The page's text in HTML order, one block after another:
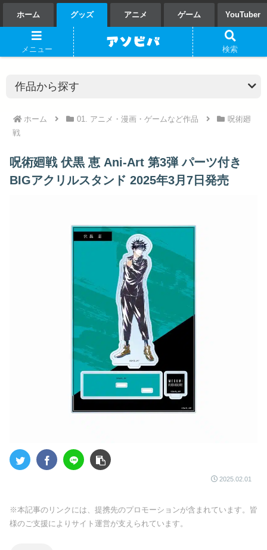
ホーム グッズ アニメ ゲーム YouTuber
ホーム 01. アニメ・漫画・ゲームなど作品
呪術廻
戦
呪術廻戦 伏黒 恵 Ani-Art 第3弾 パーツ付き
BIGアクリルスタンド 2025年3月7日発売
2025.02.01
※本記事のリンクには、提携先のプロモーションが含まれています。皆
様のご支援によりサイト運営が支えられています。
メニュー 検索